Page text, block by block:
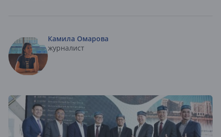
Камила Омарова
журналист